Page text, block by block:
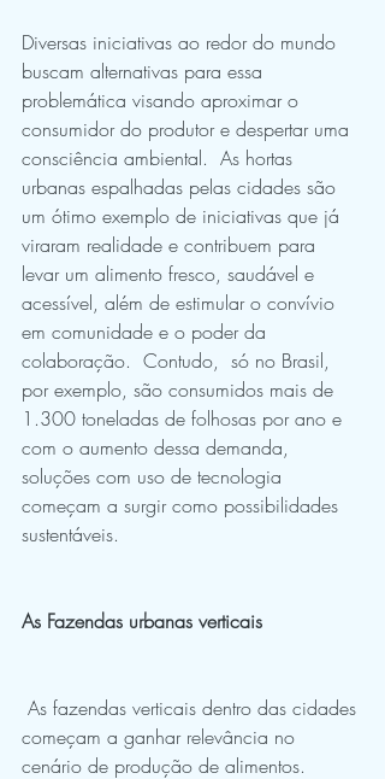
Diversas iniciativas ao redor do mundo
buscam alternativas para essa
problemática visando aproximar o
consumidor do produtor e despertar uma
consciência ambiental.  As hortas
urbanas espalhadas pelas cidades são
um ótimo exemplo de iniciativas que já
viraram realidade e contribuem para
levar um alimento fresco, saudável e
acessível, além de estimular o convívio
em comunidade e o poder da
colaboração.  Contudo,  só no Brasil,
por exemplo, são consumidos mais de
1.300 toneladas de folhosas por ano e
com o aumento dessa demanda,
soluções com uso de tecnologia
começam a surgir como possibilidades
sustentáveis.
As Fazendas urbanas verticais
começam a ganhar relevância no
cenário de produção de alimentos.